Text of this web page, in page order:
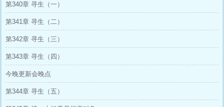
第340章 寻生（一）
第341章 寻生（二）
第342章 寻生（三）
第343章 寻生（四）
今晚更新会晚点
第344章 寻生（五）